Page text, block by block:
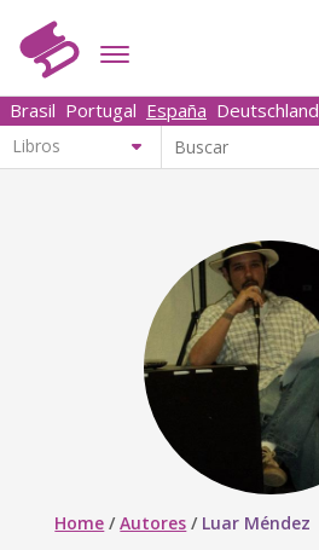
Brasil Portugal España Deutschland
Home /Autores / Luar Méndez